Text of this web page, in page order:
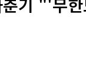
기 "'무